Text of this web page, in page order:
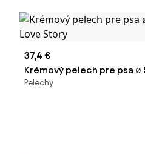
37,4 €
Krémový pelech pre psa ø
Story
Pelechy